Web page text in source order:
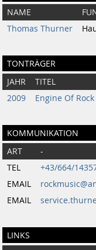
NAME
Thomas Thurner
TONTRÄGER
JAHR TITEL
2009
Engine Of Rock
KOMMUNIKATION
ART
-
TEL
+43/664/
EMAIL
EMAIL
LINKS